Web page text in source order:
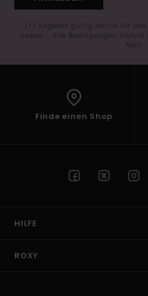
(*) Angebot gültig online für
haben - Alle Bedingungen
Mail
Finde einen Shop
HILFE
ROXY